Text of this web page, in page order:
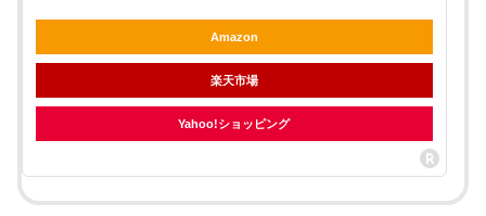
Amazon
楽天市場
Yahoo!ショッピング